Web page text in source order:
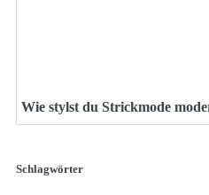
Wie stylst du Strickmode
Schlagwörter